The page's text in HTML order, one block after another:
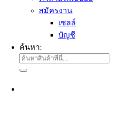
สมัครงาน
เซลล์
บัญชี
ค้นหา: